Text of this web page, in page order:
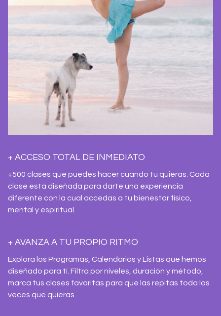
+ ACCESO TOTAL DE INMEDIATO
+500 clases que puedes hacer cuando tu quieras. Cada
clase está diseñada para darte una experiencia
diferente con la cual accedas a tu bienestar físico,
mental y espiritual.
+ AVANZA A TU PROPIO RITMO
Explora los Programas, Calendarios y Listas que hemos
diseñado para tí. Filtra por niveles, duración y método,
marca tus clases favoritas para que las repitas toda las
veces que quieras.